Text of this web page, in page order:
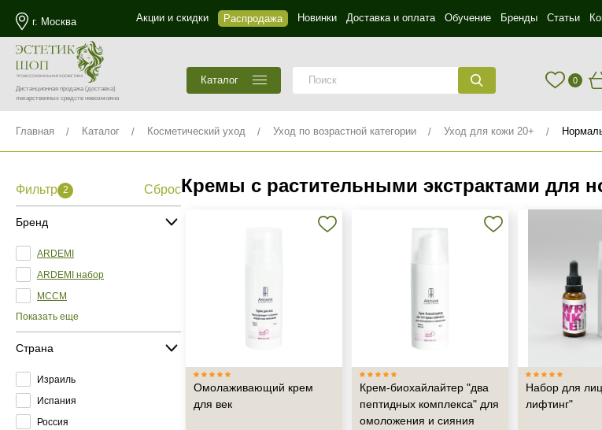
г. Москва Акции и скидки Распродажа Новинки Доставка и оплата Обучение Бренды Статьи
Дистанционная продажа(доставка)
лекарственных средств невозможна
Каталог 0
Главная Каталог Косметический уход Уход по возрастной категории Уход для кожи 20+
Фильтр 2 Сброс
Бренд
ARDEMI
ARDEMI набор
MCCM
Показать еще
Страна
Израиль
Испания
Россия
Кремы с растительными экстрактами для
Омолаживающий крем
для век
Крем-биохайлайтер "два
пептидных комплекса" для
омоложения и сияния
Набор для
лифтинг"